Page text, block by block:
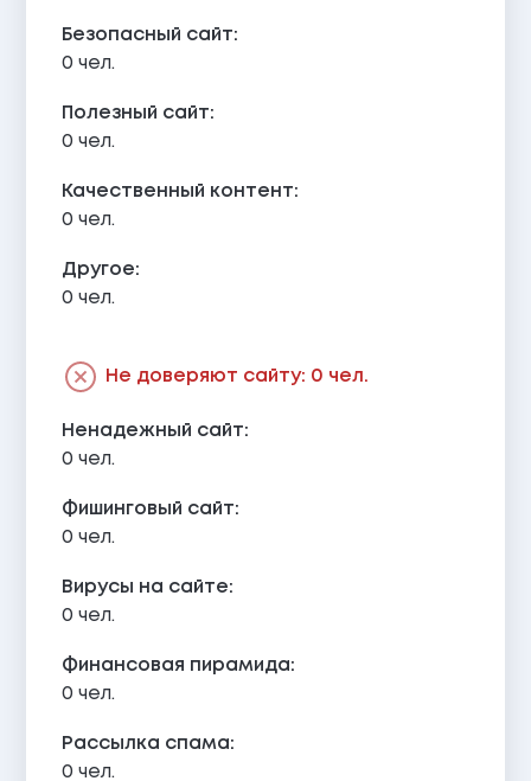
Безопасный сайт:
0 чел.
Полезный сайт:
0 чел.
Качественный контент:
0 чел.
Другое:
0 чел.
Не доверяют сайту: 0 чел.
Ненадежный сайт:
0 чел.
Фишинговый сайт:
0 чел.
Вирусы на сайте:
0 чел.
Финансовая пирамида:
0 чел.
Рассылка спама:
0 чел.